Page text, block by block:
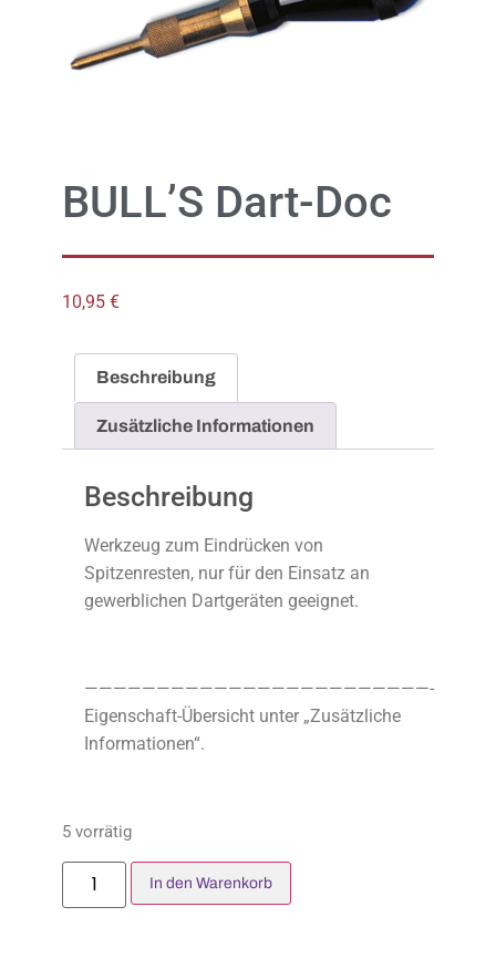
BULL’S Dart-Doc
10,95 €
Beschreibung
Zusätzliche Informationen
Beschreibung
Werkzeug zum Eindrücken von
Spitzenresten, nur für den Einsatz an
gewerblichen Dartgeräten geeignet.
————————————————————————-
Eigenschaft-Übersicht unter „Zusätzliche
Informationen“.
5 vorrätig
In den Warenkorb